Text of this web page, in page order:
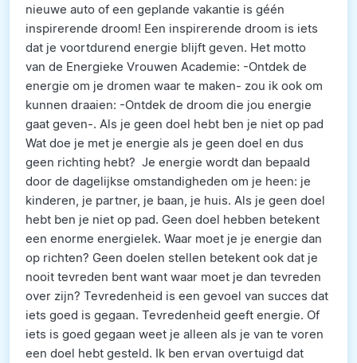
nieuwe auto of een geplande vakantie is géén
inspirerende droom! Een inspirerende droom is iets
dat je voortdurend energie blijft geven. Het motto
van de Energieke Vrouwen Academie: -Ontdek de
energie om je dromen waar te maken- zou ik ook om
kunnen draaien: -Ontdek de droom die jou energie
gaat geven-. Als je geen doel hebt ben je niet op pad
Wat doe je met je energie als je geen doel en dus
geen richting hebt? Je energie wordt dan bepaald
door de dagelijkse omstandigheden om je heen: je
kinderen, je partner, je baan, je huis. Als je geen doel
hebt ben je niet op pad. Geen doel hebben betekent
een enorme energielek. Waar moet je je energie dan
op richten? Geen doelen stellen betekent ook dat je
nooit tevreden bent want waar moet je dan tevreden
over zijn? Tevredenheid is een gevoel van succes dat
iets goed is gegaan. Tevredenheid geeft energie. Of
iets is goed gegaan weet je alleen als je van te voren
een doel hebt gesteld. Ik ben ervan overtuigd dat